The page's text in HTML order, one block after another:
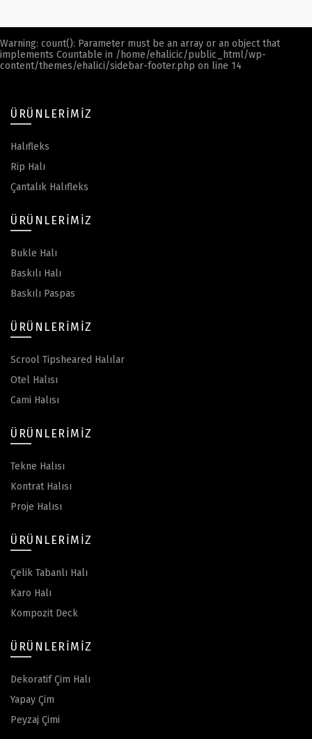
Warning: count(): Parameter must be an array or an object that
implements Countable in /home/ehalicic/public_html/wp-
content/themes/ehalici/sidebar-footer.php on line 14
ÜRÜNLERIMIZ
Halıfleks
Rip Halı
Çantalık Halıfleks
ÜRÜNLERIMIZ
Bukle Halı
Baskılı Halı
Baskılı Paspas
ÜRÜNLERIMIZ
Scrool Tipsheared Halılar
Otel Halısı
Cami Halısı
ÜRÜNLERIMIZ
Tekne Halısı
Kontrat Halısı
Proje Halısı
ÜRÜNLERIMIZ
Çelik Tabanlı Halı
Karo Halı
Kompozit Deck
ÜRÜNLERIMIZ
Dekoratif Çim Halı
Yapay Çim
Peyzaj Çimi